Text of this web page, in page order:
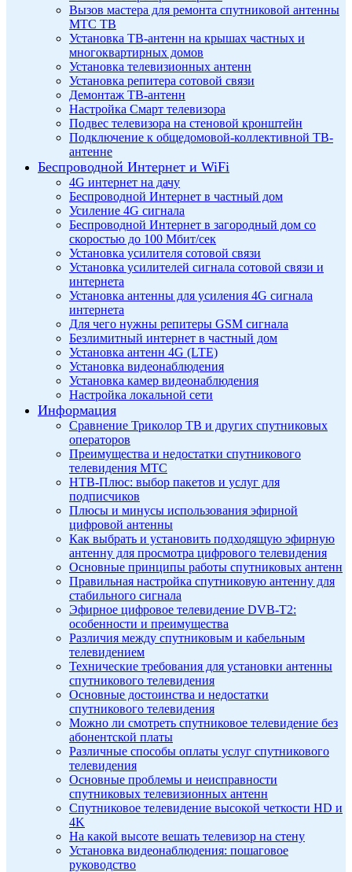
Вызов мастера для ремонта спутниковой антенны
МТС ТВ
Установка ТВ-антенн на крышах частных и
многоквартирных домов
Установка телевизионных антенн
Установка репитера сотовой связи
Демонтаж ТВ-антенн
Настройка Смарт телевизора
Подвес телевизора на стеновой кронштейн
Подключение к общедомовой-коллективной ТВ-
антенне
Беспроводной Интернет и WiFi
4G интернет на дачу
Беспроводной Интернет в частный дом
Усиление 4G сигнала
Беспроводной Интернет в загородный дом со
скоростью до 100 Мбит/сек
Установка усилителя сотовой связи
Установка усилителей сигнала сотовой связи и
интернета
Установка антенны для усиления 4G сигнала
интернета
Для чего нужны репитеры GSM сигнала
Безлимитный интернет в частный дом
Установка антенн 4G (LTE)
Установка видеонаблюдения
Установка камер видеонаблюдения
Настройка локальной сети
Информация
Сравнение Триколор ТВ и других спутниковых
операторов
Преимущества и недостатки спутникового
телевидения МТС
НТВ-Плюс: выбор пакетов и услуг для
подписчиков
Плюсы и минусы использования эфирной
цифровой антенны
Как выбрать и установить подходящую эфирную
антенну для просмотра цифрового телевидения
Основные принципы работы спутниковых антенн
Правильная настройка спутниковую антенну для
стабильного сигнала
Эфирное цифровое телевидение DVB-T2:
особенности и преимущества
Различия между спутниковым и кабельным
телевидением
Технические требования для установки антенны
спутникового телевидения
Основные достоинства и недостатки
спутникового телевидения
Можно ли смотреть спутниковое телевидение без
абонентской платы
Различные способы оплаты услуг спутникового
телевидения
Основные проблемы и неисправности
спутниковых телевизионных антенн
Спутниковое телевидение высокой четкости HD и
4K
На какой высоте вешать телевизор на стену
Установка видеонаблюдения: пошаговое
руководство